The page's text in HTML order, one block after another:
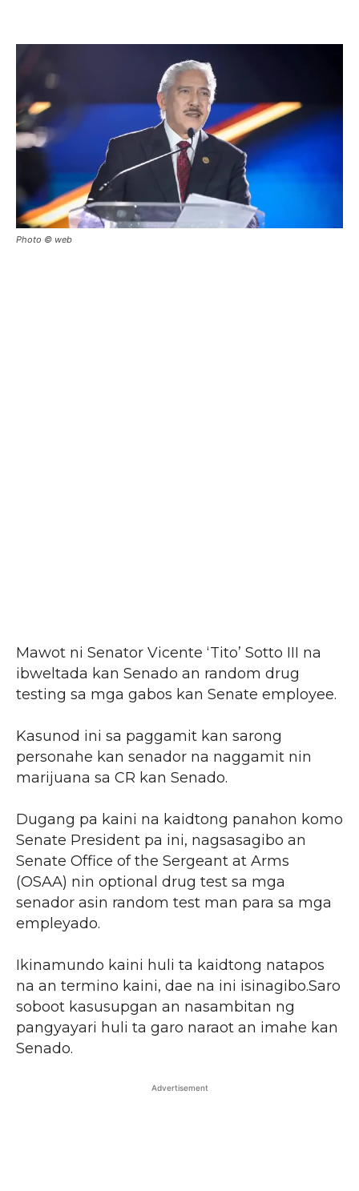
Photo © web
Mawot ni Senator Vicente ‘Tito’ Sotto III na
ibweltada kan Senado an random drug
testing sa mga gabos kan Senate employee.
Kasunod ini sa paggamit kan sarong
personahe kan senador na naggamit nin
marijuana sa CR kan Senado.
Dugang pa kaini na kaidtong panahon komo
Senate President pa ini, nagsasagibo an
Senate Office of the Sergeant at Arms
(OSAA) nin optional drug test sa mga
senador asin random test man para sa mga
empleyado.
Ikinamundo kaini huli ta kaidtong natapos
na an termino kaini, dae na ini isinagibo.Saro
soboot kasusupgan an nasambitan ng
pangyayari huli ta garo naraot an imahe kan
Senado.
Advertisement